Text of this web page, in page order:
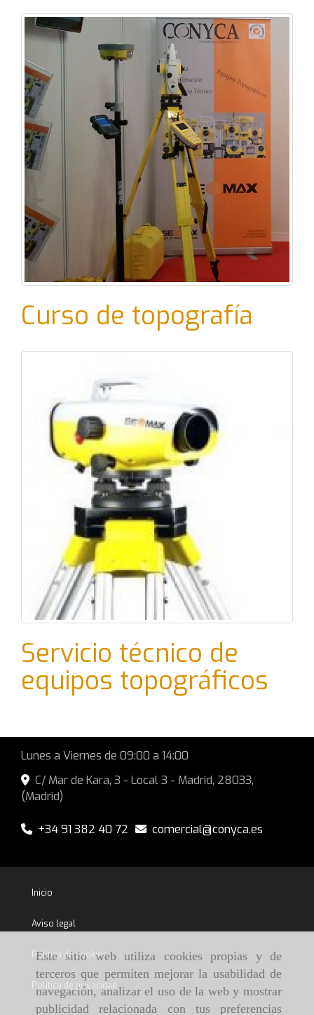
Este sitio web utiliza cookies propias y de
terceros que permiten mejorar la usabilidad de
navegación, analizar el uso de la web y mostrar
publicidad relacionada con tus preferencias
Curso de topografía
Servicio técnico de
equipos topográficos
Lunes a Viernes de 09:00 a 14:00
C/ Mar de Kara, 3 - Local 3 - Madrid, 28033,
(Madrid)
+34 91 382 40 72 comercial conyca.es
Inicio
Aviso legal
Política de cookies
Política de privacidad